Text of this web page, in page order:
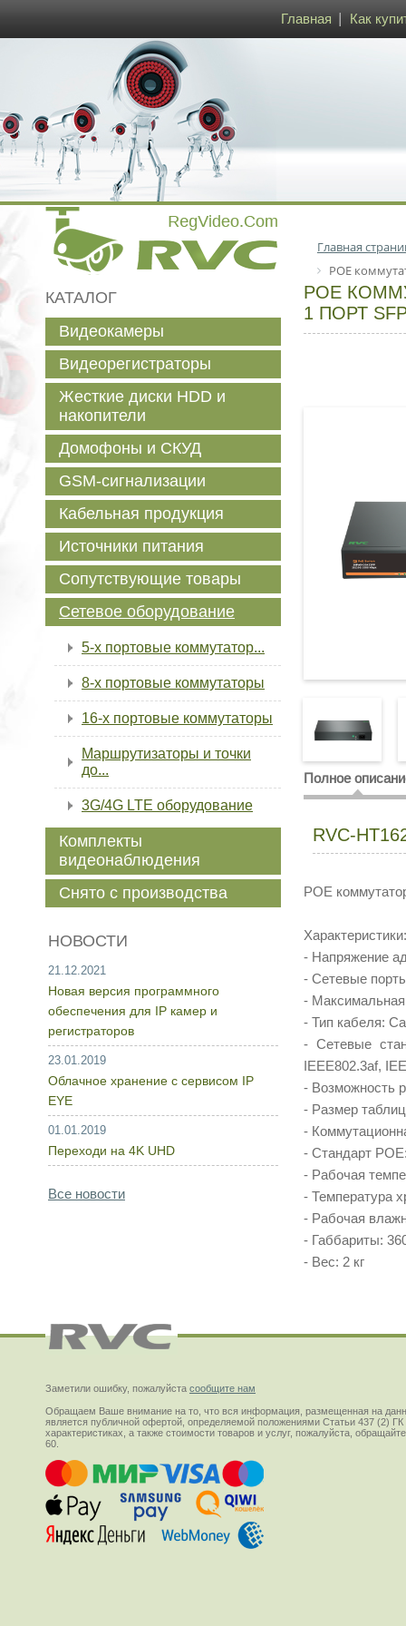
Главная Как
Главная
POE
POE
1 ПОРТ
Полное
RVC-
POE
Характеристики:
- Напряжение
- Сетевые
-
- Тип кабеля:
- Сетевые
IEEE802.3af,
- Возможность
- Размер
-
- Стандарт
- Рабочая
- Температура
- Рабочая
- Габбариты:
- Вес: 2 кг
КАТАЛОГ
Видеокамеры
Видеорегистраторы
Жесткие диски HDD и
накопители
Домофоны и СКУД
GSM-сигнализации
Кабельная продукция
Источники питания
Сопутствующие товары
Сетевое оборудование
5-х портовые коммутатор...
8-х портовые коммутаторы
16-х портовые коммутаторы
Маршрутизаторы и точки
до...
3G/4G LTE оборудование
Комплекты
видеонаблюдения
Снято с производства
НОВОСТИ
21.12.2021
Новая версия программного
обеспечения для IP камер и
регистраторов
23.01.2019
Облачное хранение с сервисом IP
EYE
01.01.2019
Переходи на 4K UHD
Все новости
Заметили ошибку, пожалуйста сообщите нам
Обращаем Ваше внимание на то, что вся информация, размещенная на
является публичной офертой, определяемой положениями Статьи 437 (2)
характеристиках, а также стоимости товаров и услуг, пожалуйста,
60.